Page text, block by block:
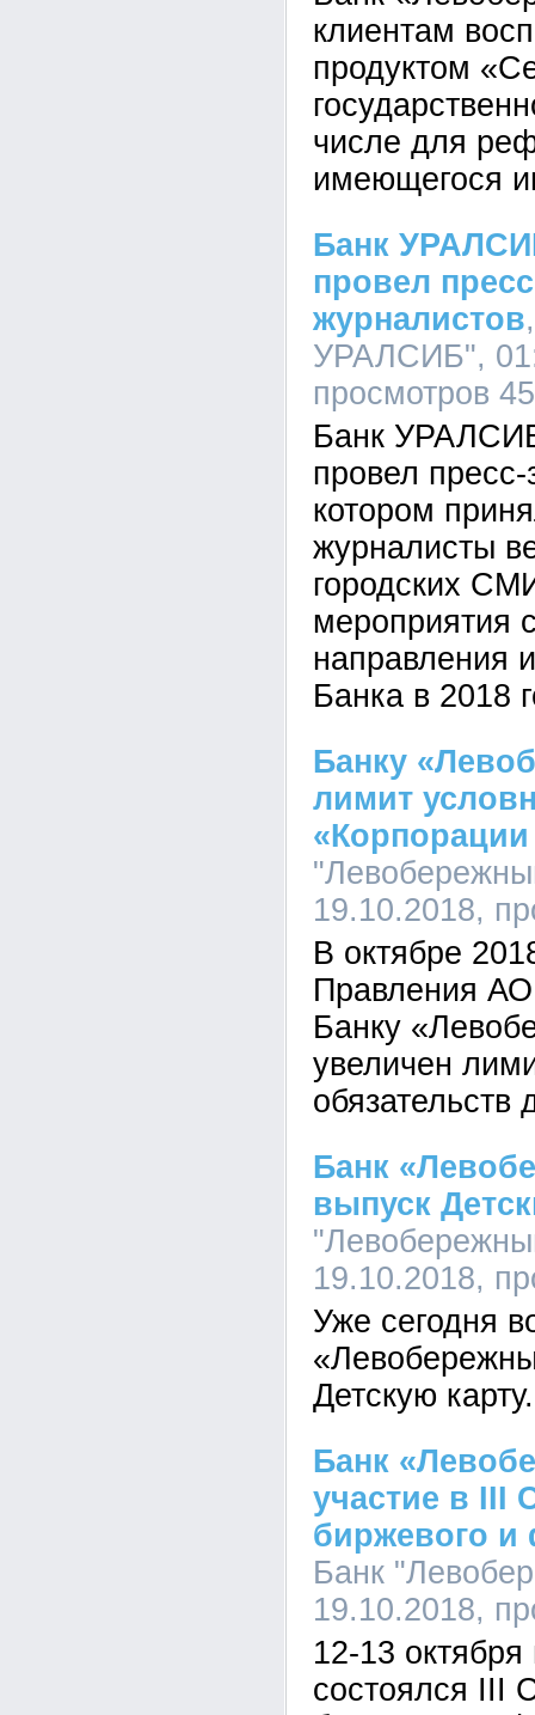
клиентам
продуктом
числе для
имеющегося
Банк
провел
журналистов
УРАЛСИБ",
просмотров
Банк
провел пресс-
котором
журналисты
городских
мероприятия
направления
Банка в 2018
Банку
лимит
19.10.2018,
В октябре
Правления
Банку
увеличен
Банк
выпуск
19.10.2018,
Уже сегодня
Детскую карту.
Банк
участие в III
биржевого и
Банк
19.10.2018,
12-13
состоялся III